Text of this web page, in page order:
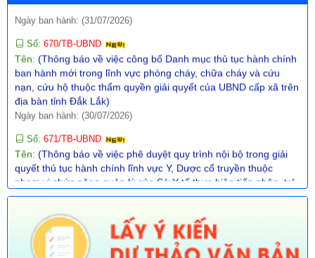
Số:670/TB-UBND
ban hành mới trong lĩnh vực phòng cháy, chữa cháy và cứu
nạn, cứu hộ thuộc thẩm quyền giải quyết của UBND cấp xã trên
địa bàn tỉnh Đắk Lắk)
Ngày ban hành: (30/07/2026)
Số:671/TB-UBND
quyết thủ tục hành chính lĩnh vực Y, Dược cổ truyền thuộc
phạm vi chức năng quản lý của Sở Y tế thực hiện tiếp nhận, trả
kết quả không phụ thuộc vào địa giới hành chính trên địa bàn
tỉnh Đắk Lắk)
Ngày ban hành: (30/07/2026)
Số:672/TB-UBND
Tên:
(Thôg báo về việc phê duyệt quy trình nội bộ giải quyết
TTHC trong lĩnh vực Thông tin, báo chí nước ngoài tại Việt Nam